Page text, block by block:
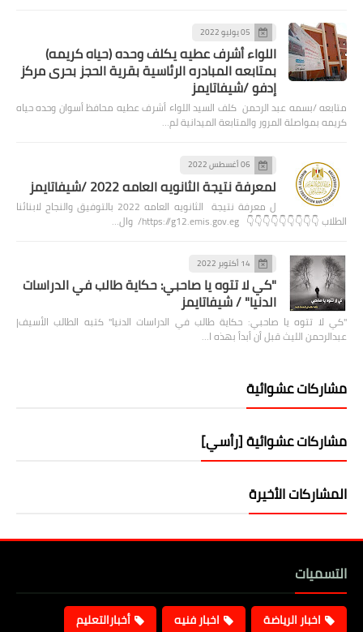
05 يوليو 2022
اللواء أشرف عطيه يكلف وحده (حياه كريمه)
بمتابعه المبادره الرئاسية بقرية الحجز بحرى مركز
إدفو /شيفاتايمز
متابعه /بسمه عبد الرحمن كلف السيد اللواء أشرف عطيه محافظ أسوان وحده حياه
كريمه بمواصلة المرور والمتابعة الميدانية لم…
06 أغسطس 2022
لمعرفة نتيجة الثانويه العامه 2022 /شيفاتايمز
ل معرفة نتيجة الثانويه العامه 2022 بالتوفيق والنجاح لابنائنا
الطلاب 👇👇👇👇👇👇👇👇👇 https://g12.emis.gov.eg/ وال…
14 أكتوبر 2022
"كي لا تتوه يا صاحبي: حكاية طالب في الدراسات
الدنيا" / شيفاتايمز
"كي لا تتوه يا صاحبي: حكاية طالب في الدراسات الدنيا" كتبه الطالب الأسيف|
عبدالرحمن الليث قبل أن أبدأ بهذه ا…
مشاركات عشوائية
مشاركات عشوائية [رأسي]
المشاركات الأخيرة
التسميات
اخبار الرياضة اخبار فنيه
أخبارالتعليم